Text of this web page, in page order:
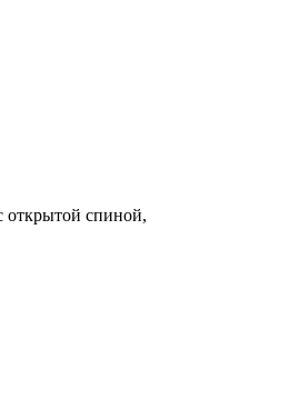
открытой спиной,